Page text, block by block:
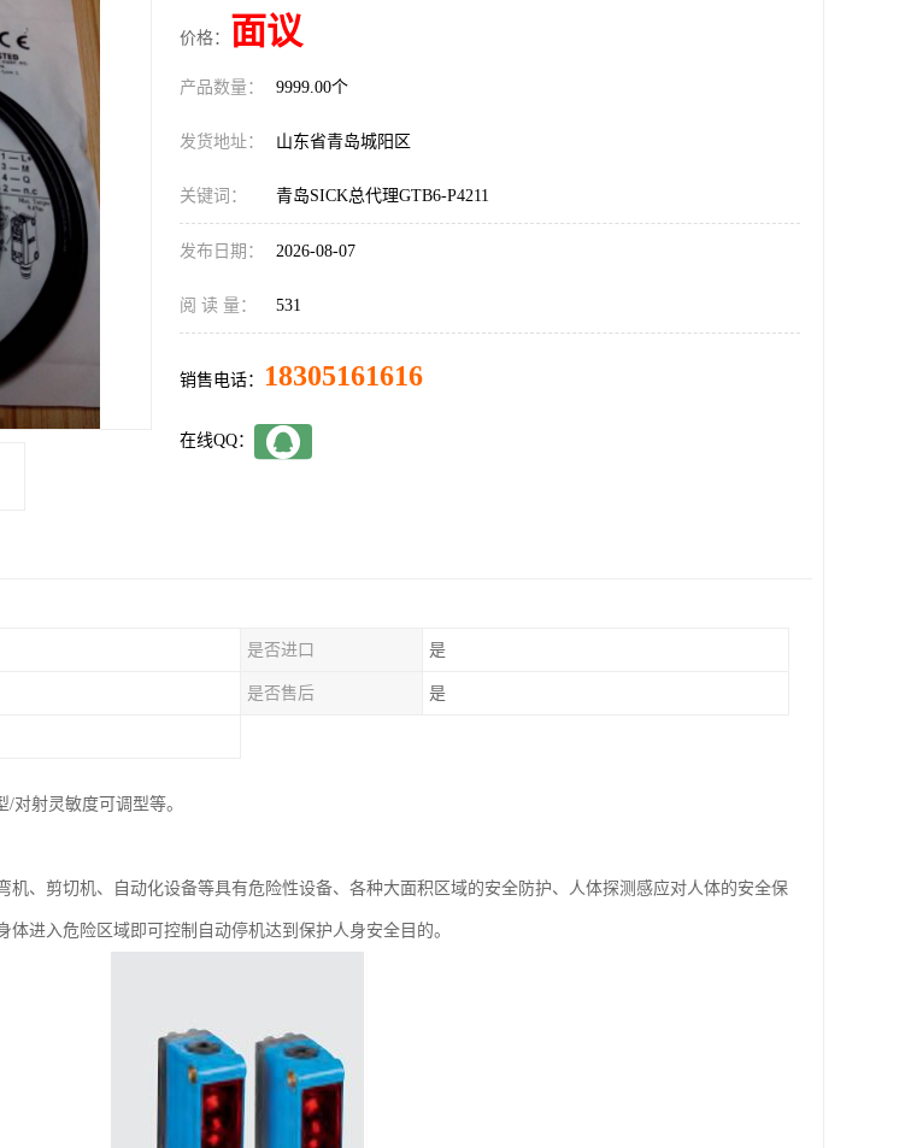
价格： 面议
产品数量： 9999.00个
发货地址： 山东省青岛城阳区
关键词： 青岛SICK总代理GTB6-P4211
发布日期： 2026-08-07
阅 读 量： 531
销售电话： 18305161616
在线QQ：
是否进口 是
是否售后 是
对射灵敏度可调型等。
机、剪切机、自动化设备等具有危险性设备、各种大面积区域的安全防护、人体探测感应对人体的安全保
进入危险区域即可控制自动停机达到保护人身安全目的。